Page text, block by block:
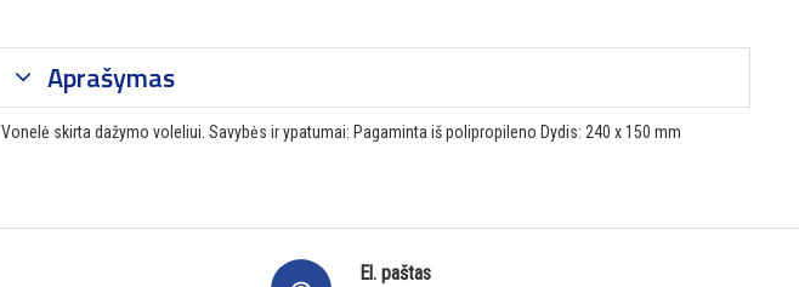
Aprašymas
Vonelė skirta dažymo voleliui. Savybės ir ypatumai: Pagaminta iš polipropileno Dydis: 240 x 150 mm
El. paštas